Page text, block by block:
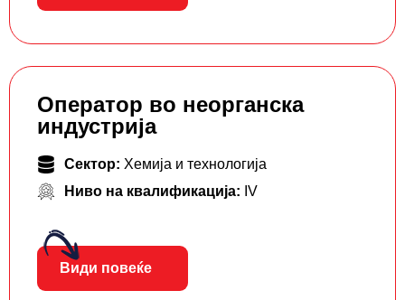
Оператор во неорганска
индустрија
Сектор: Хемија и технологија
Ниво на квалификација: IV
Види повеќе